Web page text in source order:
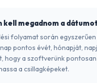
kell megadnom a
folyamat során egyszerűen
pontos évét, hónapját,
hogy a szoftverünk pontosan
a csillagképeket.